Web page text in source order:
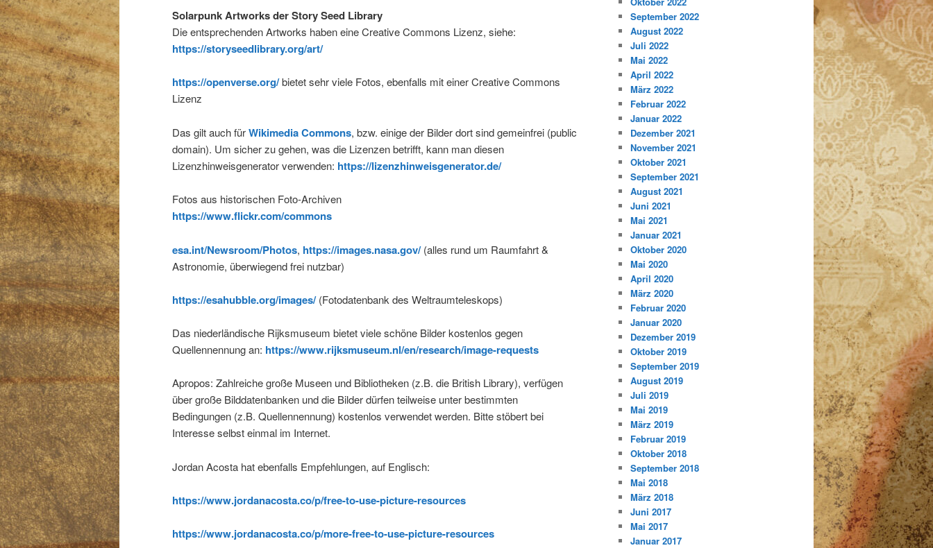
Solarpunk Artworks der Story Seed Library
Die entsprechenden Artworks haben eine Creative Commons Lizenz, siehe:
https://storyseedlibrary.org/art/
https://openverse.org/bietet sehr viele Fotos, ebenfalls mit einer Creative Commons
Lizenz
Das gilt auch fürWikimedia Commons, bzw. einige der Bilder dort sind gemeinfrei (public
domain). Um sicher zu gehen, was die Lizenzen betrifft, kann man diesen
Lizenzhinweisgenerator verwenden: https://lizenzhinweisgenerator.de/
Fotos aus historischen Foto-Archiven
https://www.flickr.com/commons
esa.int/Newsroom/Photos, https://images.nasa.gov/(alles rund um Raumfahrt &
Astronomie, überwiegend frei nutzbar)
https://esahubble.org/images/(Fotodatenbank des Weltraumteleskops)
Das niederländische Rijksmuseum bietet viele schöne Bilder kostenlos gegen
Quellennennung an: https://www.rijksmuseum.nl/en/research/image-requests
Apropos: Zahlreiche große Museen und Bibliotheken (z.B. die British Library), verfügen
über große Bilddatenbanken und die Bilder dürfen teilweise unter bestimmten
Bedingungen (z.B. Quellennennung) kostenlos verwendet werden. Bitte stöbert bei
Interesse selbst einmal im Internet.
Jordan Acosta hat ebenfalls Empfehlungen, auf Englisch:
https://www.jordanacosta.co/p/free-to-use-picture-resources
https://www.jordanacosta.co/p/more-free-to-use-picture-resources
September 2022
August 2022
Juli 2022
Mai 2022
April 2022
März 2022
Februar 2022
Januar 2022
Dezember 2021
November 2021
Oktober 2021
September 2021
August 2021
Juni 2021
Mai 2021
Januar 2021
Oktober 2020
Mai 2020
April 2020
März 2020
Februar 2020
Januar 2020
Dezember 2019
Oktober 2019
September 2019
August 2019
Juli 2019
Mai 2019
März 2019
Februar 2019
Oktober 2018
September 2018
Mai 2018
März 2018
Juni 2017
Mai 2017
Januar 2017